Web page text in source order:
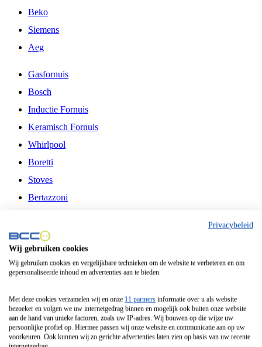
Beko
Siemens
Aeg
Gasfornuis
Bosch
Inductie Fornuis
Keramisch Fornuis
Whirlpool
Boretti
Stoves
Bertazzoni
Fitelli
Airfryer
Frituurpan
Contactgrill
Broodbakmachine
Broodrooster
Privacybeleid
Wij gebruiken cookies
Wij gebruiken cookies en vergelijkbare technieken om de website te verbeteren en om
gepersonaliseerde inhoud en advertenties aan te bieden.
Met deze cookies verzamelen wij en onze 11 partners informatie over u als website
bezoeker en volgen we uw internetgedrag binnen en mogelijk ook buiten onze website
aan de hand van unieke factoren, zoals uw IP-adres. Wij bouwen op die wijze uw
persoonlijke profiel op. Hiermee passen wij onze website en communicatie aan op uw
voorkeuren. Ook kunnen wij zo gerichte advertenties laten zien op basis van uw recente